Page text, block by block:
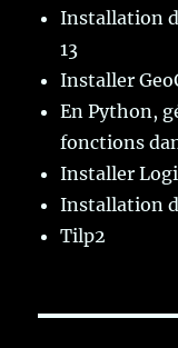
Installation
13
Installer
En Python,
fonctions
Installer
Installation
Tilp2